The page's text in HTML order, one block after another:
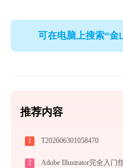
可在电脑上搜索“金
推荐内容
1 T202606301058470
2